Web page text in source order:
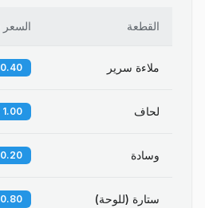
القطعة السعر
ملاءة سرير 0.40 - 0.60 KD
لحاف 1.00 - 1.50 KD
وسادة 0.20 - 0.30 KD
ستارة (للوحة) 0.80 - 1.50 KD